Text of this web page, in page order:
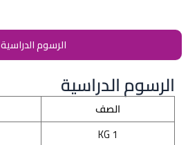
الرسوم الدراسية
الرسوم الدراسية
الصف
KG 1